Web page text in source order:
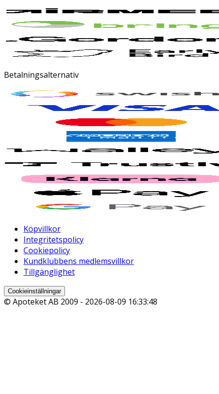
Betalningsalternativ
Köpvillkor
Integritetspolicy
Cookiepolicy
Kundklubbens medlemsvillkor
Tillgänglighet
Cookieinställningar
© Apoteket AB 2009 - 2026-08-09 16:33:48